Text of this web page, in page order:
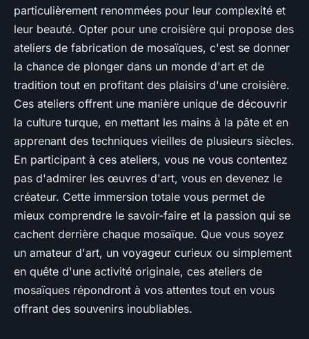
particulièrement renommées pour leur complexité et
leur beauté. Opter pour une croisière qui propose des
ateliers de fabrication de mosaïques, c'est se donner
la chance de plonger dans un monde d'art et de
tradition tout en profitant des plaisirs d'une croisière.
Ces ateliers offrent une manière unique de découvrir
la culture turque, en mettant les mains à la pâte et en
apprenant des techniques vieilles de plusieurs siècles.
En participant à ces ateliers, vous ne vous contentez
pas d'admirer les œuvres d'art, vous en devenez le
créateur. Cette immersion totale vous permet de
mieux comprendre le savoir-faire et la passion qui se
cachent derrière chaque mosaïque. Que vous soyez
un amateur d'art, un voyageur curieux ou simplement
en quête d'une activité originale, ces ateliers de
mosaïques répondront à vos attentes tout en vous
offrant des souvenirs inoubliables.